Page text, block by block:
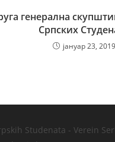
генерална
Српских
јануар 23, 2019
Studenata - Verein